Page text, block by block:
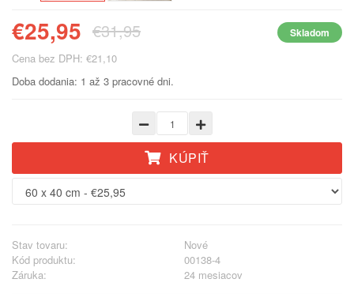
€25,95 €31,95 Skladom
Cena bez DPH: €21,10
Doba dodania: 1 až 3 pracovné dni.
KÚPIŤ
Stav tovaru:
Nové
Kód produktu:
00138-4
Záruka:
24 mesiacov